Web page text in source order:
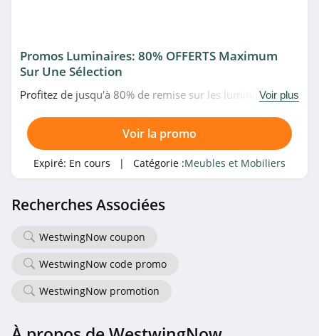
Promos Luminaires: 80% OFFERTS Maximum
Sur Une Sélection
Profitez de jusqu'à 80% de remise sur les luminaires en
Voir plus
Voir la promo
Expiré: En cours | Catégorie :Meubles et Mobiliers
Recherches Associées
WestwingNow coupon
WestwingNow code promo
WestwingNow promotion